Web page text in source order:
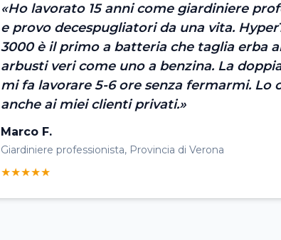
«Ho lavorato 15 anni come giardiniere
e provo decespugliatori da una vita.
3000 è il primo a batteria che taglia erba
arbusti veri come uno a benzina. La
mi fa lavorare 5-6 ore senza fermarmi. Lo
anche ai miei clienti privati.»
Marco F.
Giardiniere professionista, Provincia di Verona
★★★★★